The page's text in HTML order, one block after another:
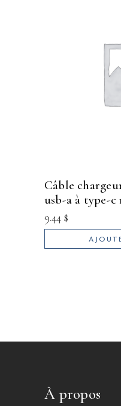
câble chargeur pour téléphone
usb-a à type-c
9.44 $
À propos